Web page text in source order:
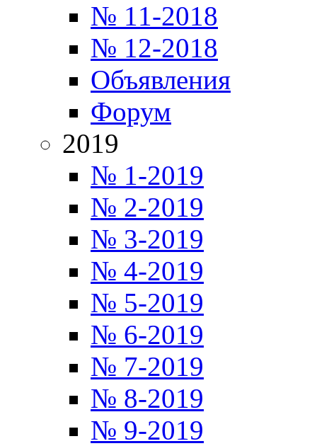
№ 11-2018
№ 12-2018
Объявления
Форум
2019
№ 1-2019
№ 2-2019
№ 3-2019
№ 4-2019
№ 5-2019
№ 6-2019
№ 7-2019
№ 8-2019
№ 9-2019